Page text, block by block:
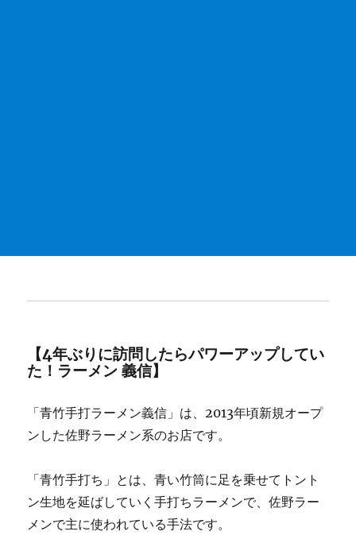
【4年ぶりに訪問したらパワーアップしてい
た！ラーメン 義信】
「青竹手打ラーメン義信」は、2013年頃新規オープ
ンした佐野ラーメン系のお店です。
「青竹手打ち」とは、青い竹筒に足を乗せてトント
ン生地を延ばしていく手打ちラーメンで、佐野ラー
メンで主に使われている手法です。